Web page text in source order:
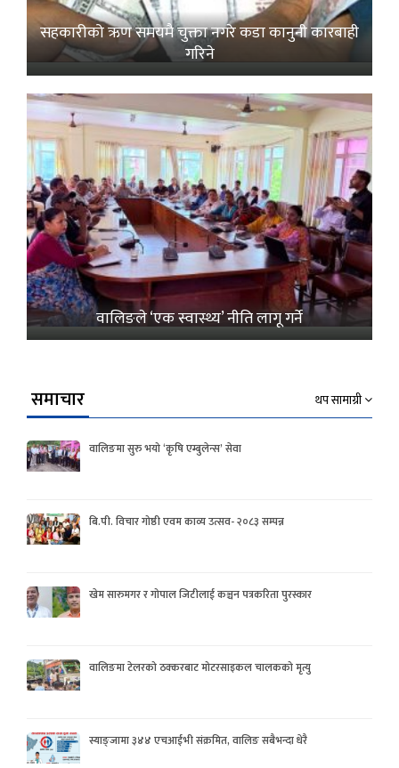
सहकारीको ऋण समयमै चुक्ता नगरे कडा कानुनी कारबाही
गरिने
वालिङले ‘एक स्वास्थ्य’ नीति लागू गर्ने
समाचार थप सामाग्री
वालिङमा सुरु भयो ‘कृषि एम्बुलेन्स’ सेवा
बि.पी. विचार गोष्ठी एवम काव्य उत्सव- २०८३ सम्पन्न
खेम सारुमगर र गोपाल जिटीलाई कञ्चन पत्रकरिता पुरस्कार
वालिङमा टेलरको ठक्करबाट मोटरसाइकल चालकको मृत्यु
स्याङ्जामा ३४४ एचआईभी संक्रमित, वालिङ सबैभन्दा धेरै